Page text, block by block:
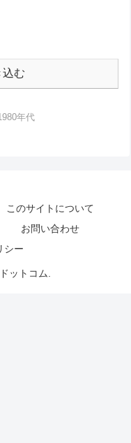
込む
年代
このサイトについて
お問い合わせ
シー
ットコム.